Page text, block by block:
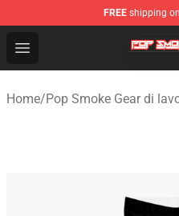
FREE shipping
Open menu
Pop Smoke Store -
Home/Pop Smoke Gear di